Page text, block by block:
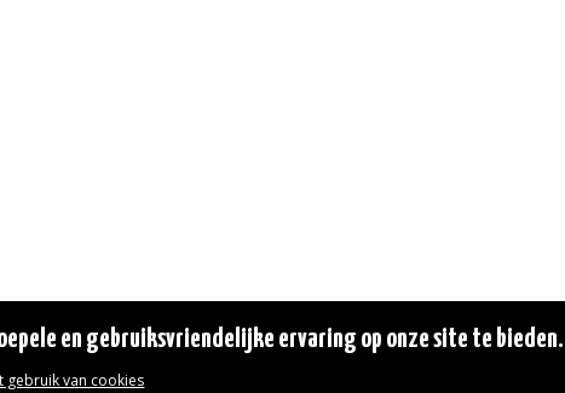
en gebruiksvriendelijke ervaring op onze site te bieden.
van cookies